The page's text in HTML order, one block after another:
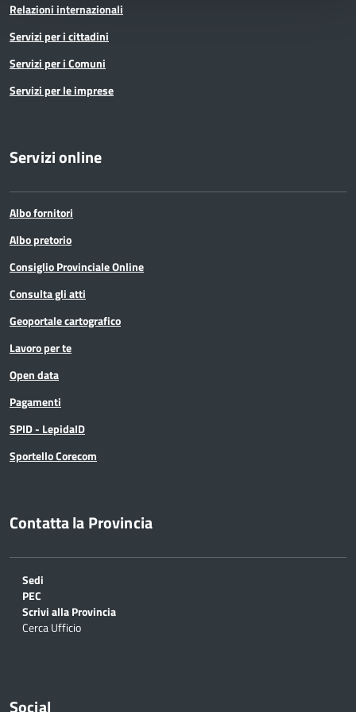
Relazioni internazionali
Servizi per i cittadini
Servizi per i Comuni
Servizi per le imprese
Servizi online
Albo fornitori
Albo pretorio
Consiglio Provinciale Online
Consulta gli atti
Geoportale cartografico
Lavoro per te
Open data
Pagamenti
SPID - LepidaID
Sportello Corecom
Contatta la Provincia
Sedi
PEC
Scrivi alla Provincia
Cerca Ufficio
Social